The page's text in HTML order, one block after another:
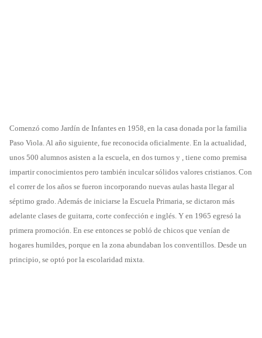
Comenzó como Jardín de Infantes en 1958, en la casa donada por la familia
Paso Viola. Al año siguiente, fue reconocida oficialmente. En la actualidad,
unos 500 alumnos asisten a la escuela, en dos turnos y , tiene como premisa
impartir conocimientos pero también inculcar sólidos valores cristianos. Con
el correr de los años se fueron incorporando nuevas aulas hasta llegar al
séptimo grado. Además de iniciarse la Escuela Primaria, se dictaron más
adelante clases de guitarra, corte confección e inglés. Y en 1965 egresó la
primera promoción. En ese entonces se pobló de chicos que venían de
hogares humildes, porque en la zona abundaban los conventillos. Desde un
principio, se optó por la escolaridad mixta.